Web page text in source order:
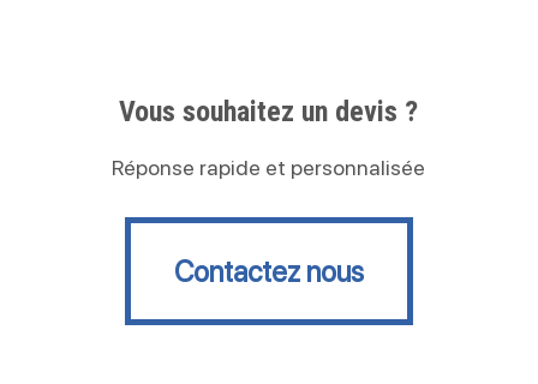
Vous souhaitez un devis ?
Réponse rapide et personnalisée
Contactez nous
Contactez nous